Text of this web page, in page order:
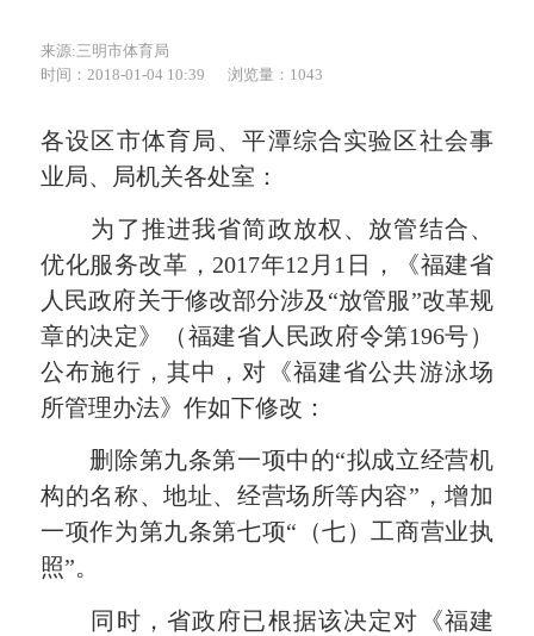
来源:三明市体育局
时间：2018-01-04 10:39
浏览量：1043
各设区市体育局、平潭综合实验区社会事
业局、局机关各处室：
为了推进我省简政放权、放管结合、
优化服务改革， 2017年12 月 1 日，《福建省
人民政府关于修改部分涉及“放管服”改革规
章的决定》（福建省人民政府令第196号）
公布施行，其中，对《福建省公共游泳场
所管理办法》作如下修改：
删除第九条第一项中的“拟成立经营机
构的名称、地址、经营场所等内容”，增加
一项作为第九条第七项“（七）工商营业执
照”。
同时，省政府已根据该决定对《福建